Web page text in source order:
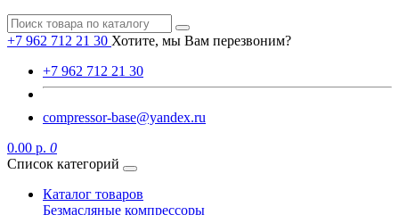
+7 962 712 21 30 Хотите, мы Вам перезвоним?
+7 962 712 21 30
compressor-base@yandex.ru
0.00 р. 0
Список категорий
Каталог товаров
Безмасляные компрессоры